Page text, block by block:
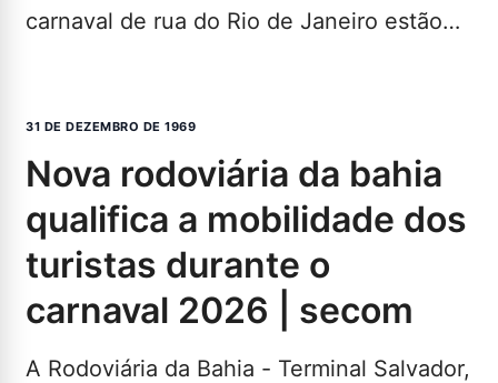
carnaval de rua do Rio de Janeiro estão
31 DE DEZEMBRO DE 1969
nova rodoviária da bahia
qualifica a mobilidade dos
turistas durante o
carnaval 2026 | secom
A Rodoviária da Bahia - Terminal Salvador,